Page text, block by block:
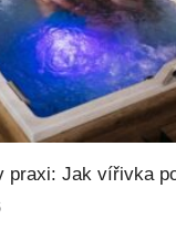
praxi: Jak vířivka